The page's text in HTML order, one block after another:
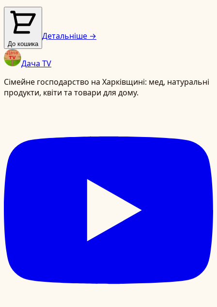
До кошика
Детальніше →
Дача TV
Сімейне господарство на Харківщині: мед, натуральні
продукти, квіти та товари для дому.